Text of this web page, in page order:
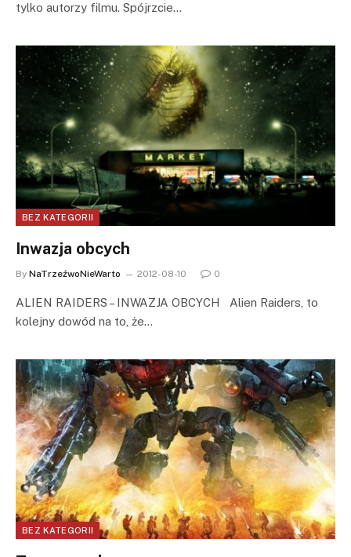
tylko autorzy filmu. Spójrzcie…
BEZ KATEGORII
Inwazja obcych
By NaTrzeźwoNieWarto 2012-08-10 0
ALIEN RAIDERS – INWAZJA OBCYCH Alien Raiders, to
kolejny dowód na to, że…
BEZ KATEGORII